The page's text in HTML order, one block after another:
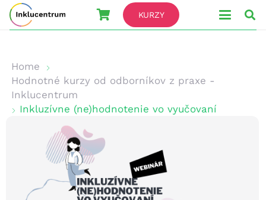
KURZY
Home
Hodnotné kurzy od odborníkov z praxe -
Inklucentrum
Inkluzívne (ne)hodnotenie vo vyučovaní